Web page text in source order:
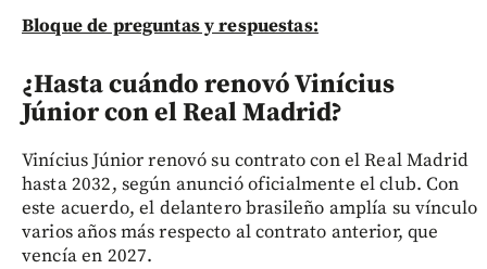
Bloque de preguntas y respuestas:
¿Hasta cuándo renovó Vinícius
Júnior con el Real Madrid?
Vinícius Júnior renovó su contrato con el Real Madrid
hasta 2032, según anunció oficialmente el club. Con
este acuerdo, el delantero brasileño amplía su vínculo
varios años más respecto al contrato anterior, que
vencía en 2027.